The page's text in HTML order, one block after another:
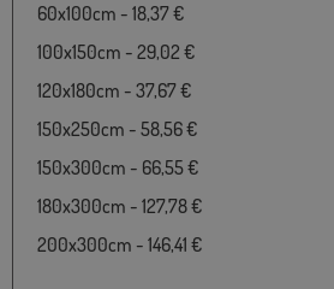
60x100cm - 18,37 €
100x150cm - 29,02 €
120x180cm - 37,67 €
150x250cm - 58,56 €
150x300cm - 66,55 €
180x300cm - 127,78 €
200x300cm - 146,41 €